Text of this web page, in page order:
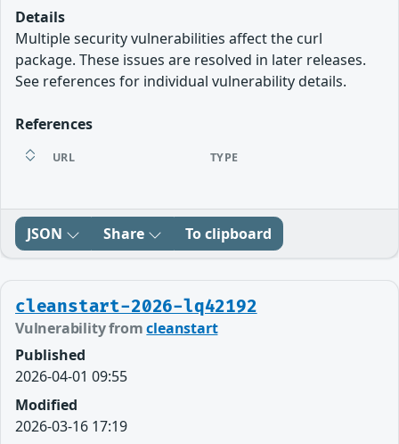
Details
Multiple security vulnerabilities affect the curl
package. These issues are resolved in later releases.
See references for individual vulnerability details.
References
URL TYPE
JSON Share To clipboard
cleanstart-2026-lq42192
Vulnerability fromcleanstart
Published
2026-04-01 09:55
Modified
2026-03-16 17:19